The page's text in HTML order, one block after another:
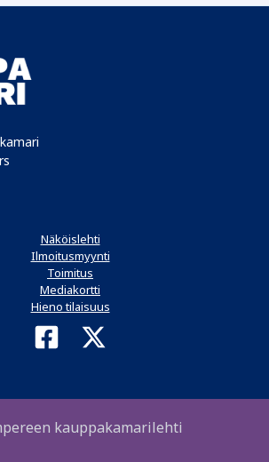
Näköislehti
Ilmoitusmyynti
Toimitus
Mediakortti
Hieno tilaisuus
kauppakamarilehti